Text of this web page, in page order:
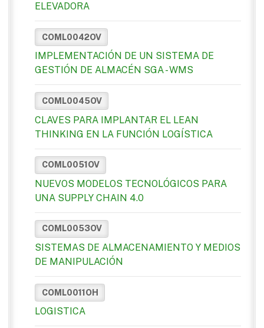
ELEVADORA
COML0042OV
IMPLEMENTACIÓN DE UN SISTEMA DE
GESTIÓN DE ALMACÉN SGA - WMS
COML0045OV
CLAVES PARA IMPLANTAR EL LEAN
THINKING EN LA FUNCIÓN LOGÍSTICA
COML0051OV
NUEVOS MODELOS TECNOLÓGICOS PARA
UNA SUPPLY CHAIN 4.0
COML0053OV
SISTEMAS DE ALMACENAMIENTO Y MEDIOS
DE MANIPULACIÓN
COML0011OH
LOGISTICA